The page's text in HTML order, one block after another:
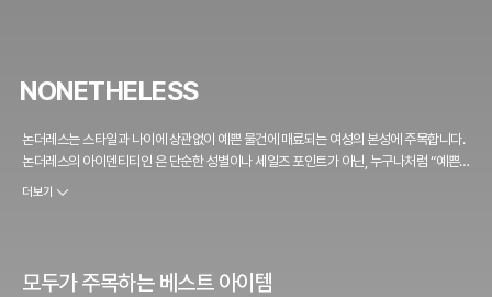
NONETHELESS
논더레스는 스타일과 나이에 상관없이 예쁜 물건에 매료되는 여성의 본성에 주목합니다.
논더레스의 아이덴티티인 은 단순한 성별이나 세일즈 포인트가 아닌, 누구나처럼 “예쁜
물건”을 좋아하는 여성으로서의 디자이너 자신이 반영된 모습입니다. 논더레스는 라는
랜드를 지향합니다.
더보기
모두가 주목하는 베스트 아이템